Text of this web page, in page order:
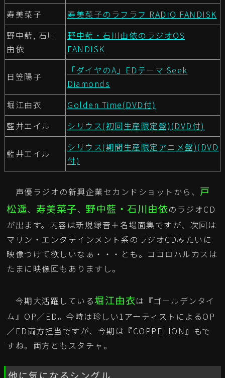
寿美菜子
寿美菜子のラフラフ RADIO FANDISK
野中藍, 石川
由依
野中藍・石川由依のラジオOS
FANDISK
日笠陽子
「ダイヤのA」EDテーマ Seek
Diamonds
堀江由衣
Golden Time(DVD付)
藍井エイル
シリウス(初回生産限定盤)(DVD付)
藍井エイル
シリウス(期間生産限定アニメ盤)(DVD
付)
声優ラジオの新興企業セカンドショットから、 戸
松遥、 寿美菜子、 野中藍・石川由依のラジオCD
が出ます。内容は新規録音＋名場面集ですが、次回は
マリン・エンタテインメント系のラジオCDみたいに
映像つけて欲しいなぁ・・・とも。ココロハルカスは
たまに映像回もありますし。
今期大活躍している堀江由衣は『ゴールデンタイ
ム』OP／ED。今時は珍しい1アーティストによるOP
／ED両方担当ですが、今期は『COPPELION』もで
すね。両方ともスタチャ。